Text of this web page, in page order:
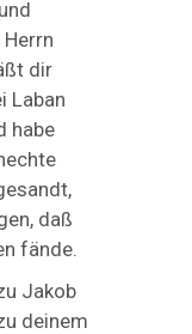
dir
Laban
habe
daß
fände.
Jakob
deinem